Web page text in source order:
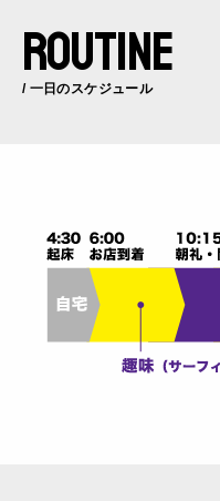
ROUTINE
/ 一日のスケジュール